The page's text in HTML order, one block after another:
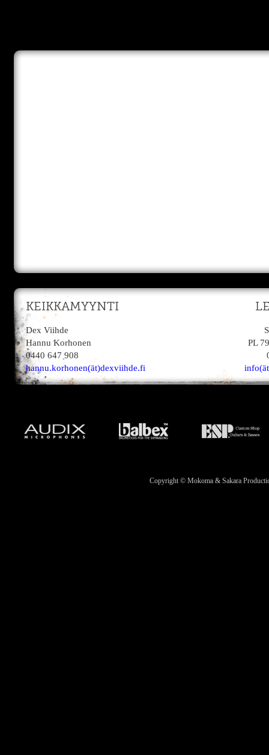
KEIKKAMYYNTI
Dex Viihde
Hannu Korhonen
0440 647 908
hannu.korhonen(ät)dexviihde.fi
PL
Copyright © Mokoma & Sakara